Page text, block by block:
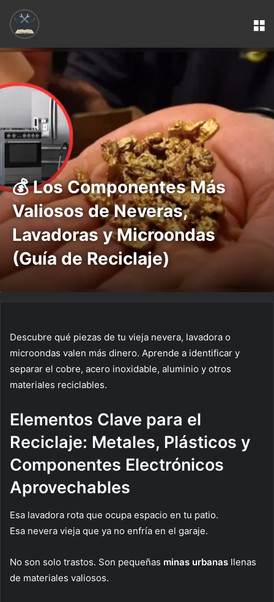
💰 Los Componentes Más
Valiosos de Neveras,
Lavadoras y Microondas
(Guía de Reciclaje)
Descubre qué piezas de tu vieja nevera, lavadora o
microondas valen más dinero. Aprende a identificar y
separar el cobre, acero inoxidable, aluminio y otros
materiales reciclables.
Elementos Clave para el
Reciclaje: Metales, Plásticos y
Componentes Electrónicos
Aprovechables
Esa lavadora rota que ocupa espacio en tu patio.
Esa nevera vieja que ya no enfría en el garaje.
No son solo trastos. Son pequeñas minas urbanas llenas
de materiales valiosos.